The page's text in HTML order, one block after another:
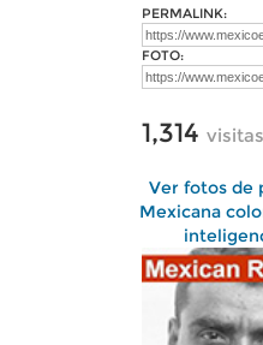
PERMALINK:
FOTO:
1,314 visitas
Ver fotos de
Mexicana